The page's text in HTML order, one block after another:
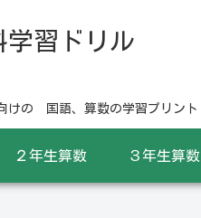
学習ドリル
けの 国語、算数の学習プリント
２年生算数 ３年生算数